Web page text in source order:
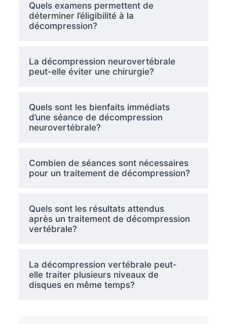
Quels examens permettent de
déterminer l’éligibilité à la
décompression?
La décompression neurovertébrale
peut-elle éviter une chirurgie?
Quels sont les bienfaits immédiats
d’une séance de décompression
neurovertébrale?
Combien de séances sont nécessaires
pour un traitement de décompression?
Quels sont les résultats attendus
après un traitement de décompression
vertébrale?
La décompression vertébrale peut-
elle traiter plusieurs niveaux de
disques en même temps?